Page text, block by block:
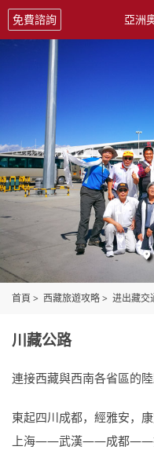
免費諮詢 亞洲

首頁 > 西藏旅遊攻略> 进出藏交
川藏公路
連接西藏與西南各省區的陸
東起四川成都，經雅安，
上海——武漢——成都——